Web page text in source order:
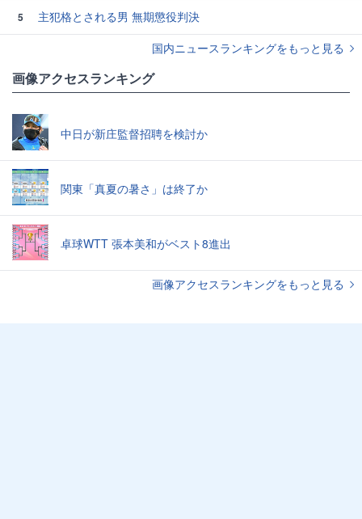
5
主犯格とされる男 無期懲役判決
国内ニュースランキングをもっと見る
画像アクセスランキング
中日が新庄監督招聘を検討か
関東「真夏の暑さ」は終了か
卓球WTT 張本美和がベスト8進出
画像アクセスランキングをもっと見る